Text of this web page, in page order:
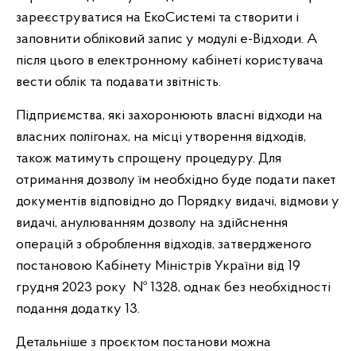
зареєструватися на ЕкоСистемі та створити і
заповнити обліковий запис у модулі е-Відходи. А
після цього в електронному кабінеті користувача
вести облік та подавати звітність.
Підприємства, які захоронюють власні відходи на
власних полігонах, на місці утворення відходів,
також матимуть спрощену процедуру. Для
отримання дозволу їм необхідно буде подати пакет
документів відповідно до Порядку видачі, відмови у
видачі, анулюванням дозволу на здійснення
операцій з оброблення відходів, затвердженого
постановою Кабінету Міністрів України від 19
грудня 2023 року № 1328, однак без необхідності
подання додатку 13.
Детальніше з проєктом постанови можна